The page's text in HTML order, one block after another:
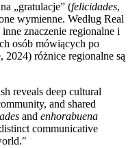
„gratulacje” (felicidades,
wymienne. Według Real
znaczenie regionalne i
osób mówiących po
2024) różnice regionalne są
reveals deep cultural
and shared
and enhorabuena
communicative